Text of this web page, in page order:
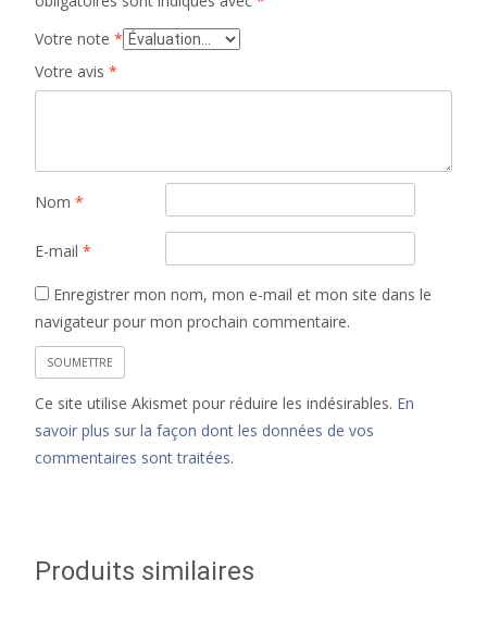
Votre note *
Votre avis *
Nom *
E-mail *
Enregistrer mon nom, mon e-mail et mon site dans le
navigateur pour mon prochain commentaire.
Ce site utilise Akismet pour réduire les indésirables. En
savoir plus sur la façon dont les données de vos
commentaires sont traitées.
Produits similaires